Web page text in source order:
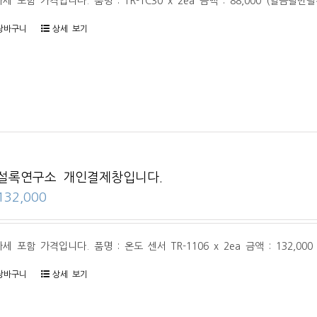
바구니 상세 보기
록연구소 개인결제창입니다.
세 포함 가격입니다. 품명 : 온도 센서 TR-1106 x 2ea 금액 : 132,000
바구니 상세 보기